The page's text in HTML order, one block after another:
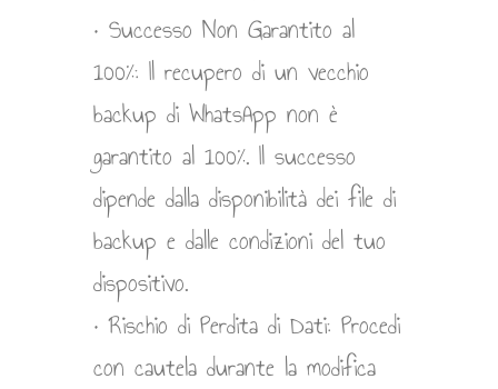
• Successo Non Garantito al
100%: Il recupero di un vecchio
backup di WhatsApp non è
garantito al 100%. Il successo
dipende dalla disponibilità dei file di
backup e dalle condizioni del tuo
dispositivo.
• Rischio di Perdita di Dati: Procedi
con cautela durante la modifica